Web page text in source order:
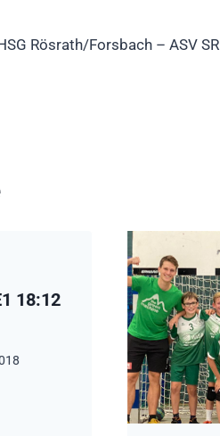
Rösrath/Forsbach – ASV SR
18:12